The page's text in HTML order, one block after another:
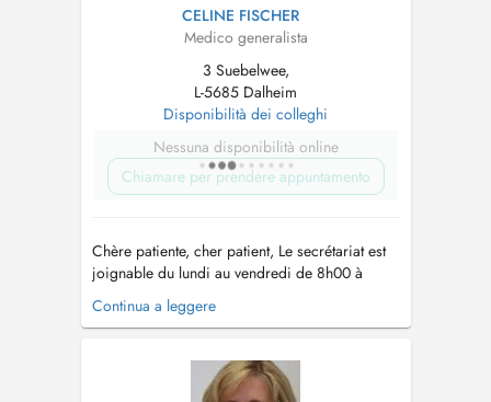
CELINE FISCHER
Medico generalista
3 Suebelwee,
L-5685 Dalheim
Disponibilità dei colleghi
Nessuna disponibilità online
Chiamare per prendere appuntamento
Chère patiente, cher patient, Le secrétariat est
joignable du lundi au vendredi de 8h00 à
12h00 et (sauf mercredi après-midi) de 13h00
à 17h00 Tél. : 23 66 83 17 En cas de fièvre
prions de bien vouloir porter un masque
chirurgical à l'intérieur du centr...
Continua a leggere